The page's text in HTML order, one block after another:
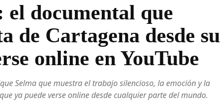
el documental que
de Cartagena desde su
online en YouTube
Selma que muestra el trabajo silencioso, la emoción y la
ya puede verse online desde cualquier parte del mundo.